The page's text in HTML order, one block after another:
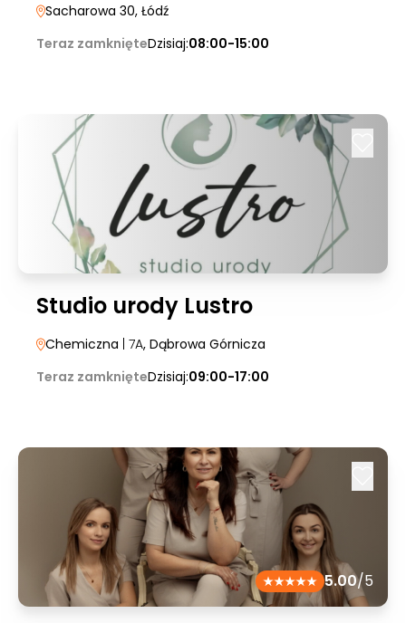
Sacharowa 30, Łódź
Teraz zamknięteDzisiaj:08:00-15:00
Studio urody Lustro
Chemiczna | 7A, Dąbrowa Górnicza
Teraz zamknięteDzisiaj:09:00-17:00
5.00/5